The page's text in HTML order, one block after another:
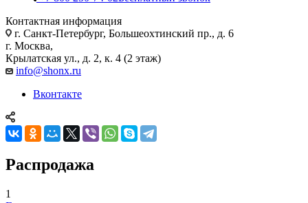
Контактная информация
г. Санкт-Петербург, Большеохтинский пр., д. 6
г. Москва,
Крылатская ул., д. 2, к. 4 (2 этаж)
info@shonx.ru
Вконтакте
Распродажа
1